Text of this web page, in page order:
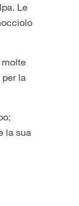
Le
la
la sua